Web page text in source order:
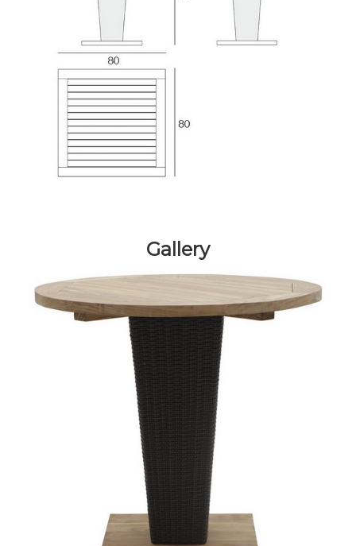
Gallery